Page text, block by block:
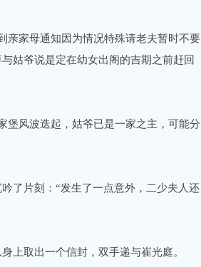
家母通知因为情况特殊请老夫暂时不要
姑爷说是定在幼女出阁的吉期之前赶回
风波迭起，姑爷已是一家之主，可能分
片刻：“发生了一点意外，二少夫人还
取出一个信封，双手递与崔光庭。